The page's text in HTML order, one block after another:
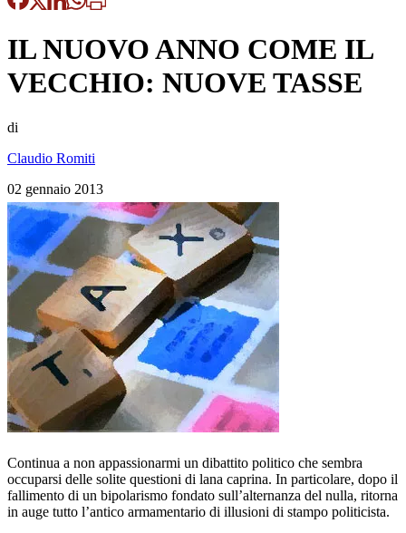
IL NUOVO ANNO COME IL
VECCHIO: NUOVE TASSE
di
Claudio Romiti
02 gennaio 2013
Continua a non appassionarmi un dibattito politico che sembra
occuparsi delle solite questioni di lana caprina. In particolare, dopo il
fallimento di un bipolarismo fondato sull’alternanza del nulla, ritorna
in auge tutto l’antico armamentario di illusioni di stampo politicista.